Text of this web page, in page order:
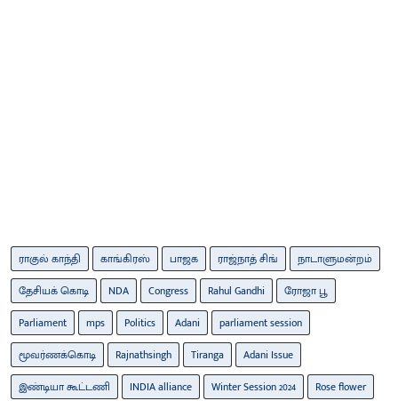
ராகுல் காந்தி காங்கிரஸ் பாஜக ராஜ்நாத் சிங்
நாடாளுமன்றம்
தேசியக் கொடி
NDA Congress Rahul Gandhi
ரோஜா பூ
Parliament
mps Politics Adani
parliament session
மூவர்ணக்கொடி
Rajnathsingh Tiranga
Adani Issue
இண்டியா கூட்டணி
INDIA alliance Winter Session 2024 Rose flower